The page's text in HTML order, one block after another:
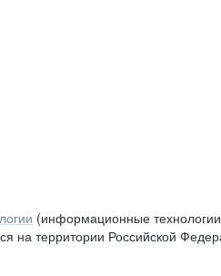
(информационные
на территории Российской